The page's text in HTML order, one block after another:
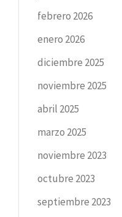
febrero 2026
enero 2026
diciembre 2025
noviembre 2025
abril 2025
marzo 2025
noviembre 2023
octubre 2023
septiembre 2023